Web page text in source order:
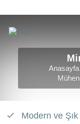
Anasayfa
Modern ve Şık